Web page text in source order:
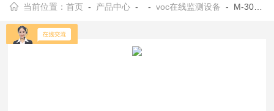
当前位置：首页 - 产品中心 - -voc在线监测设备 - M-3000SVOC检测报警仪，vocs在线监测系统